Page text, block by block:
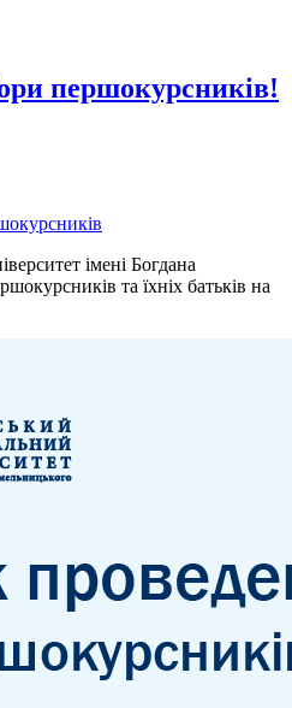
першокурсників!
імені Богдана
та їхніх батьків на